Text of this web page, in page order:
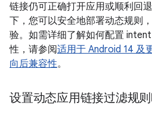
链接仍可正确打开应用或顺利回
下，您可以安全地部署动态规则
验。如需详细了解如何配置
性，请参阅适用于 Android 14 及
向后兼容性。
设置动态应用链接过滤规